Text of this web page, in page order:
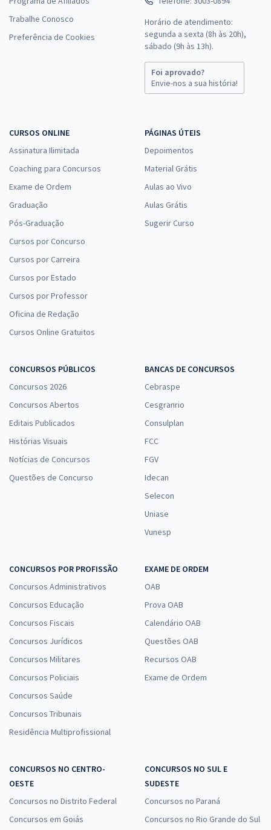
Trabalhe Conosco
Preferência de Cookies
Horário de atendimento:
segunda a sexta (8h às 20h),
sábado (9h às 13h).
Foi aprovado?
Envie-nos a sua história!
CURSOS ONLINE
Assinatura Ilimitada
Coaching para Concursos
Exame de Ordem
Graduação
Pós-Graduação
Cursos por Concurso
Cursos por Carreira
Cursos por Estado
Cursos por Professor
Oficina de Redação
Cursos Online Gratuitos
PÁGINAS ÚTEIS
Depoimentos
Material Grátis
Aulas ao Vivo
Aulas Grátis
Sugerir Curso
CONCURSOS PÚBLICOS
Concursos 2026
Concursos Abertos
Editais Publicados
Histórias Visuais
Notícias de Concursos
Questões de Concurso
BANCAS DE CONCURSOS
Cebraspe
Cesgranrio
Consulplan
FCC
FGV
Idecan
Selecon
Uniase
Vunesp
CONCURSOS POR PROFISSÃO
Concursos Administrativos
Concursos Educação
Concursos Fiscais
Concursos Jurídicos
Concursos Militares
Concursos Policiais
Concursos Saúde
Concursos Tribunais
Residência Multiprofissional
EXAME DE ORDEM
OAB
Prova OAB
Calendário OAB
Questões OAB
Recursos OAB
Exame de Ordem
CONCURSOS NO CENTRO-
OESTE
Concursos no Distrito Federal
Concursos em Goiás
CONCURSOS NO SUL E
SUDESTE
Concursos no Paraná
Concursos no Rio Grande do Sul